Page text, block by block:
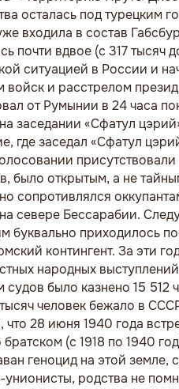
осталась под турецким
входила в состав
почти вдвое (с 317
ситуацией в России и
и расстрелом
от Румынии в 24 часа
заседании «Сфатул
где заседал «Сфатул
было открытым, а не
сопротивлялся
севере Бессарабии.
приходилось
контингент. За эти
народных
было казнено 15 512
человек бежало в
что 28 июня 1940 года
(с 1918 по 1940
геноцид на этой
унионисты, родства не